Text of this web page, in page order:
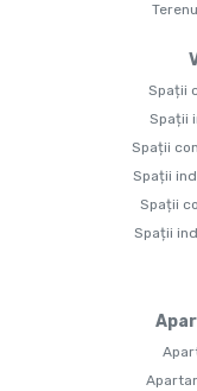
Spații
Spații
Spații
Spații
Spații
Spații